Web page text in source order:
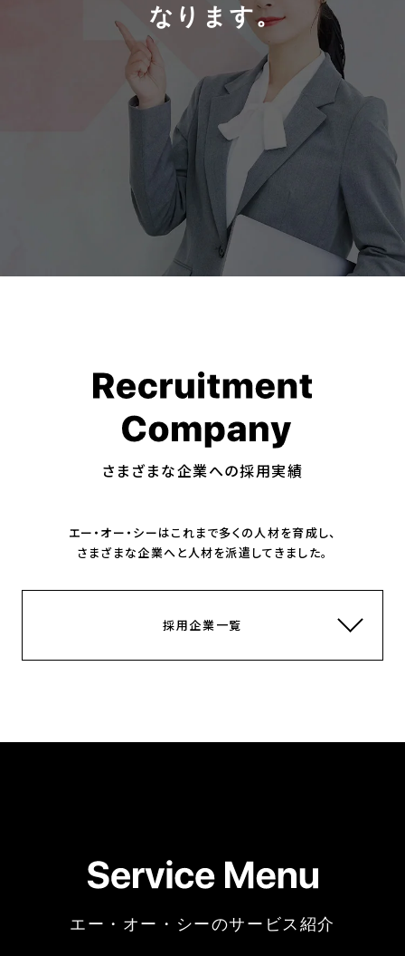
なります。
さまざまな企業への採用実績
エー・オー・シーはこれまで多くの人材を育成し、
さまざまな企業へと人材を派遣してきました。
採用企業一覧
エー・オー・シーのサービス紹介